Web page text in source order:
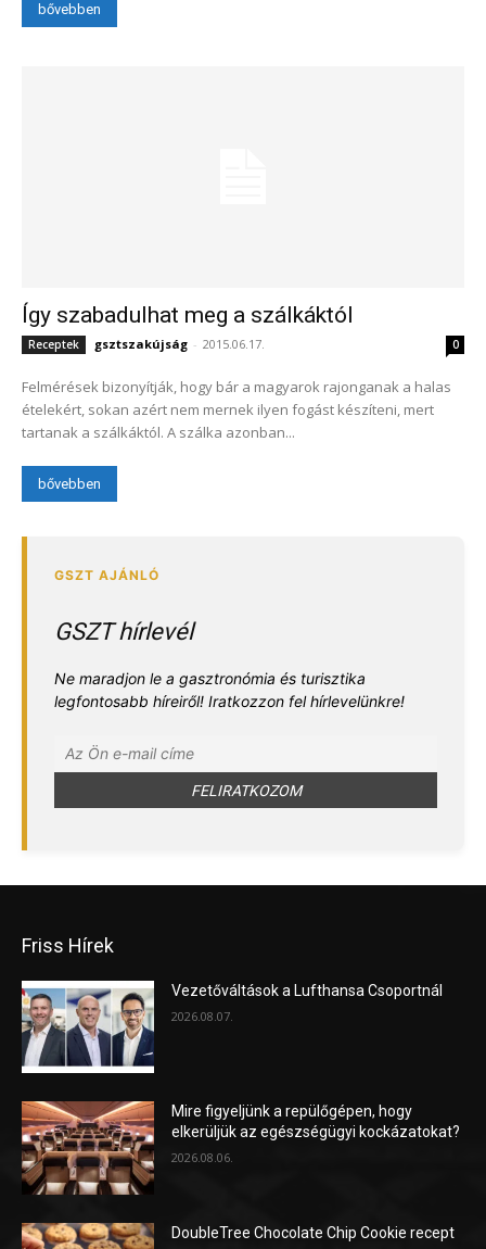
bővebben
Így szabadulhat meg a szálkáktól
Receptek gsztszakújság - 2015.06.17. 0
Felmérések bizonyítják, hogy bár a magyarok rajonganak a halas
ételekért, sokan azért nem mernek ilyen fogást készíteni, mert
tartanak a szálkáktól. A szálka azonban...
bővebben
GSZT hírlevél
Ne maradjon le a gasztronómia és turisztika
legfontosabb híreiről! Iratkozzon fel hírlevelünkre!
Friss Hírek
Vezetőváltások a Lufthansa Csoportnál
2026.08.07.
Mire figyeljünk a repülőgépen, hogy
elkerüljük az egészségügyi kockázatokat?
2026.08.06.
DoubleTree Chocolate Chip Cookie recept